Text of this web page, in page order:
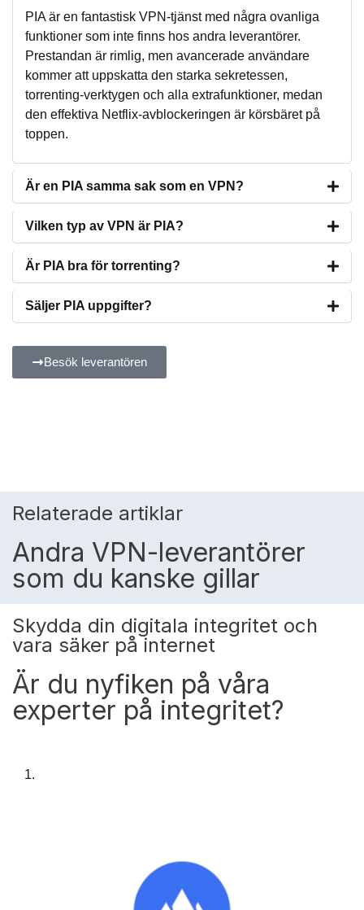
PIA är en fantastisk VPN-tjänst med några ovanliga
funktioner som inte finns hos andra leverantörer.
Prestandan är rimlig, men avancerade användare
kommer att uppskatta den starka sekretessen,
torrenting-verktygen och alla extrafunktioner, medan
den effektiva Netflix-avblockeringen är körsbäret på
toppen.
Är en PIA samma sak som en VPN?
Vilken typ av VPN är PIA?
Är PIA bra för torrenting?
Säljer PIA uppgifter?
Besök leverantören
Relaterade artiklar
Andra VPN-leverantörer
som du kanske gillar
Skydda din digitala integritet och
vara säker på internet
Är du nyfiken på våra
experter på integritet?
1.